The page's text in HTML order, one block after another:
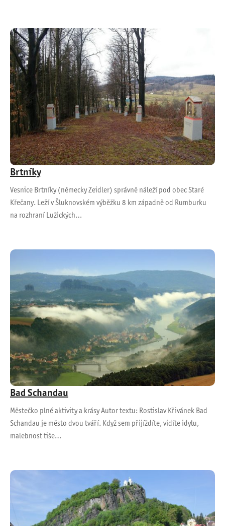
Brtníky
Vesnice Brtníky (německy Zeidler) správně náleží pod obec Staré
Křečany. Leží v Šluknovském výběžku 8 km západně od Rumburku
na rozhraní Lužických…
Bad Schandau
Městečko plné aktivity a krásy Autor textu: Rostislav Křivánek Bad
Schandau je město dvou tváří. Když sem přijíždíte, vidíte idylu,
malebnost tiše…